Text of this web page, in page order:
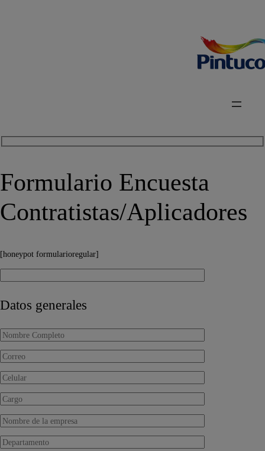
Formulario Encuesta
Contratistas/Aplicadores
[honeypot formularioregular]
Datos generales